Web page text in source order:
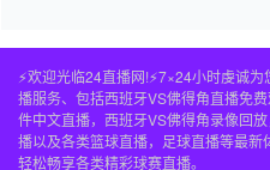
⚡️欢迎光临24直播网!⚡️7×24小时虔诚
播服务、包括西班牙VS佛得角直播免
件中文直播，西班牙VS佛得角录像回
播以及各类篮球直播，足球直播等最
轻松畅享各类精彩球赛直播。